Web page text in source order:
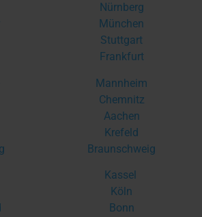
Nürnberg
München
Stuttgart
Frankfurt
Mannheim
Chemnitz
Aachen
Krefeld
Braunschweig
Kassel
Köln
Bonn